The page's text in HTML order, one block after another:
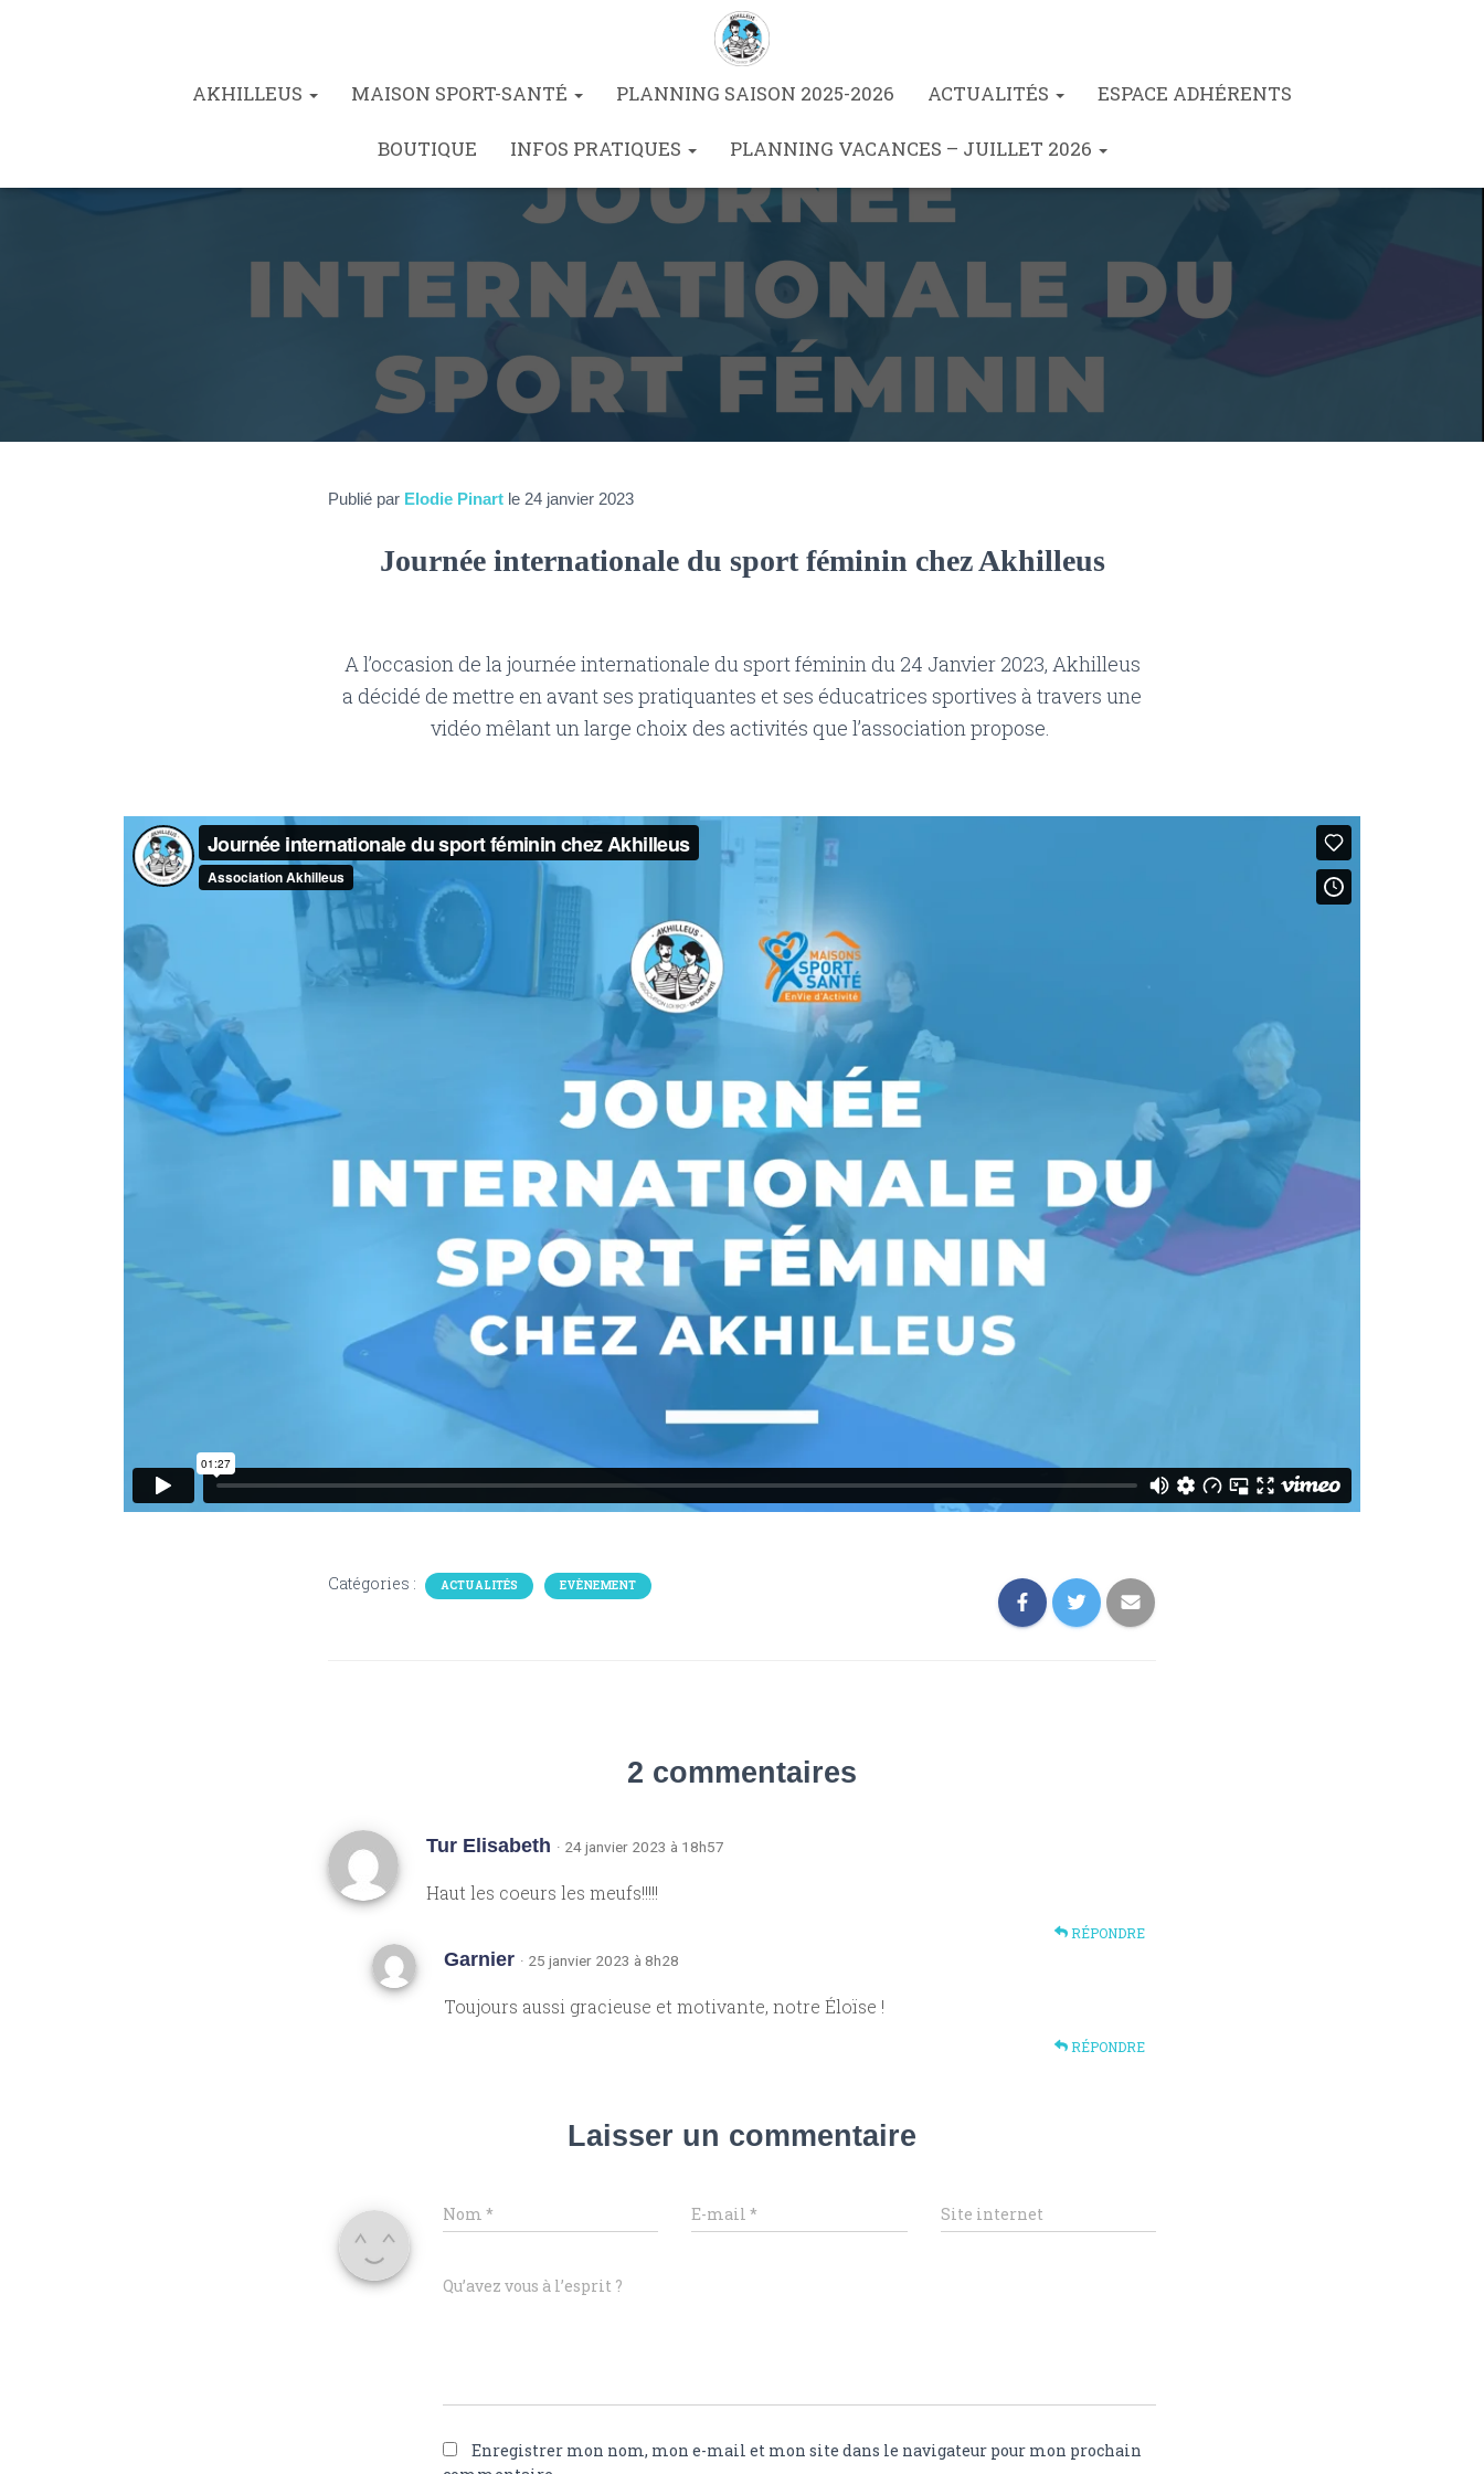
AKHILLEUS MAISON SPORT-SANTÉ PLANNING SAISON 2025-2026 ACTUALITÉS ESPACE ADHÉRENTS
BOUTIQUE INFOS PRATIQUES PLANNING VACANCES – JUILLET 2026
Publié par Elodie Pinart le 24 janvier 2023
Journée internationale du sport féminin chez Akhilleus
A l’occasion de la journée internationale du sport féminin du 24 Janvier 2023, Akhilleus
a décidé de mettre en avant ses pratiquantes et ses éducatrices sportives à travers une
vidéo mêlant un large choix des activités que l’association propose.
Catégories : ACTUALITÉS EVÈNEMENT
2 commentaires
Tur Elisabeth · 24 janvier 2023 à 18h57
Haut les coeurs les meufs!!!!!
RÉPONDRE
Garnier · 25 janvier 2023 à 8h28
Toujours aussi gracieuse et motivante, notre Éloïse !
RÉPONDRE
Laisser un commentaire
Nom * E-mail* Site internet
Qu’avez vous à l’esprit ?
Enregistrer mon nom, mon e-mail et mon site dans le navigateur pour mon prochain